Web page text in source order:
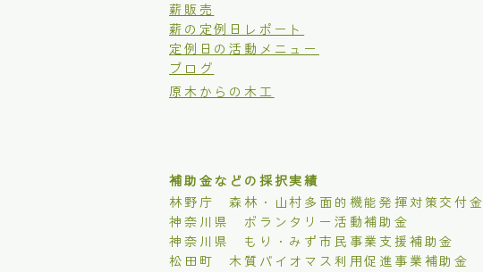
​薪販売
薪の定例日レポート
定例日の活動メニュー
ブログ
原木からの木工
補助金などの採択実績
林野庁 森林・山村多面的機能発揮対策交付金
​神奈川県 ボランタリー活動補助金
​神奈川県 もり・みず市民事業支援補助金
松田町 木質バイオマス利用促進事業補助金